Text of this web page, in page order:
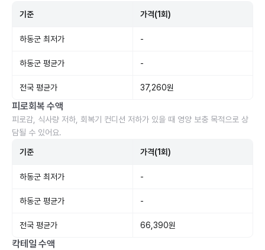
기준 가격(1회)
하동군 최저가 -
하동군 평균가 -
전국 평균가 37,260원
피로회복 수액
피로감, 식사량 저하, 회복기 컨디션 저하가 있을 때 영양 보충 목적으로 상
담될 수 있어요.
기준 가격(1회)
하동군 최저가 -
하동군 평균가 -
전국 평균가 66,390원
칵테일 수액